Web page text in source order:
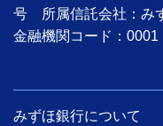
号 所属信託会社：み
金融機関コード：0001
みずほ銀行について